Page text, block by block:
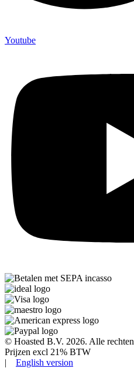
Youtube
© Hoasted B.V. 2026. Alle
Prijzen excl 21% BTW​
| English version